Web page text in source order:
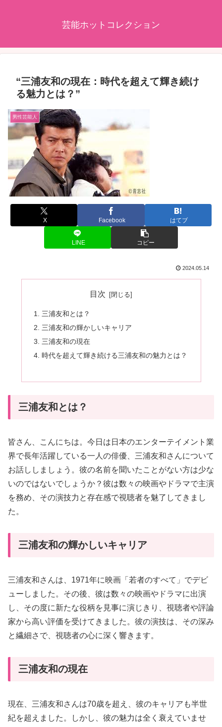
芸能ホットコレクション
“三浦友和の現在：時代を超えて輝き続け
る魅力とは？”
男性芸能人
X Facebook はてブ
LINE コピー
2024.05.14
目次
三浦友和とは？
三浦友和の輝かしいキャリア
三浦友和の現在
時代を超えて輝き続ける三浦友和の魅力とは？
三浦友和とは？
皆さん、こんにちは。今日は日本のエンターテイメント業
界で長年活躍している一人の俳優、三浦友和さんについて
お話ししましょう。彼の名前を聞いたことがない方は少な
いのではないでしょうか？彼は数々の映画やドラマで主演
を務め、その演技力と存在感で視聴者を魅了してきまし
た。
三浦友和の輝かしいキャリア
三浦友和さんは、1971年に映画「若者のすべて」でデビ
ューしました。その後、彼は数々の映画やドラマに出演
し、その度に新たな役柄を見事に演じきり、視聴者や評論
家から高い評価を受けてきました。彼の演技は、その深み
と繊細さで、視聴者の心に深く響きます。
三浦友和の現在
現在、三浦友和さんは70歳を超え、彼のキャリアも半世
紀を超えました。しかし、彼の魅力は全く衰えていませ